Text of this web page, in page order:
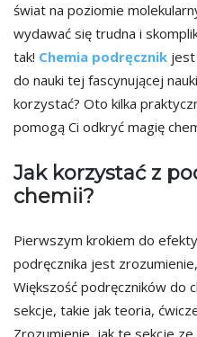
świat na poziomie
wydawać się trudna i
tak! Chemia podręcznik jest
do nauki tej fascynującej
korzystać? Oto kilka
pomogą Ci odkryć magię
Jak korzystać z
chemii?
Pierwszym krokiem do
podręcznika jest
Większość podręczników do
sekcje, takie jak teoria,
Zrozumienie, jak te sekcje